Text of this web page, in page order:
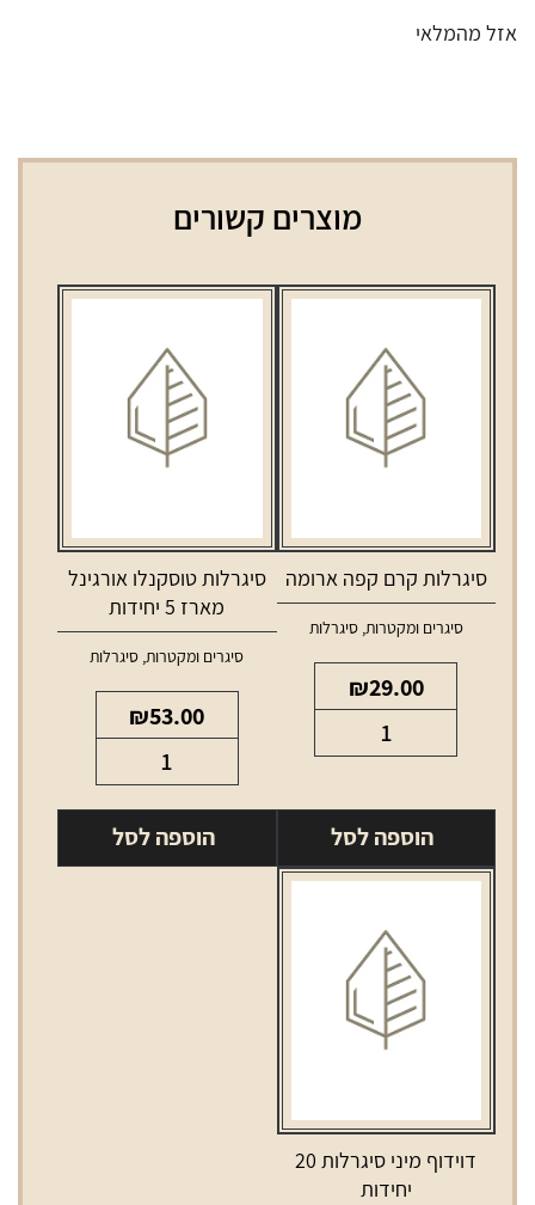
אזל מהמלאי
מוצרים קשורים
סיגרלות קרם קפה ארומה
סיגרים ומקטרות,סיגרלות
₪29.00
של
הוספה לסל
סיגרלות טוסקנלו אורגינל
מארז 5 יחידות
סיגרים ומקטרות, סיגרלות
₪53.00
של
סיגרלות
טוסקנלו
הוספה לסל
דוידוף מיני סיגרלות 20
יחידות